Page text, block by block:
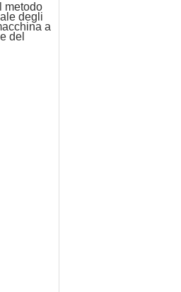
metodo
degli
a
del